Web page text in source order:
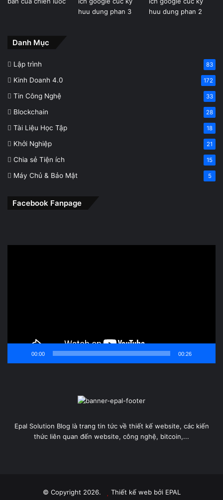
Danh Mục
Lập trình 83
Kinh Doanh 4.0 172
Tin Công Nghệ 33
Blockchain 28
Tài Liệu Học Tập 18
Khởi Nghiệp 21
Chia sẻ Tiện ích 15
Máy Chủ & Bảo Mật 5
Facebook Fanpage
00:00 00:26
Epal Solution Blog là trang tin tức về thiết kế website, các kiến
thức liên quan đến website, công nghệ, bitcoin,...
© Copyright 2026. Thiết kế webbởi EPAL